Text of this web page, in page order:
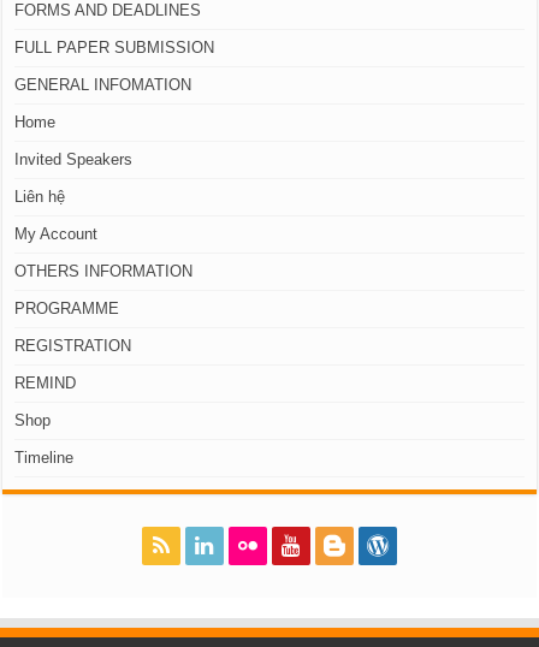
FORMS AND DEADLINES
FULL PAPER SUBMISSION
GENERAL INFOMATION
Home
Invited Speakers
Liên hệ
My Account
OTHERS INFORMATION
PROGRAMME
REGISTRATION
REMIND
Shop
Timeline